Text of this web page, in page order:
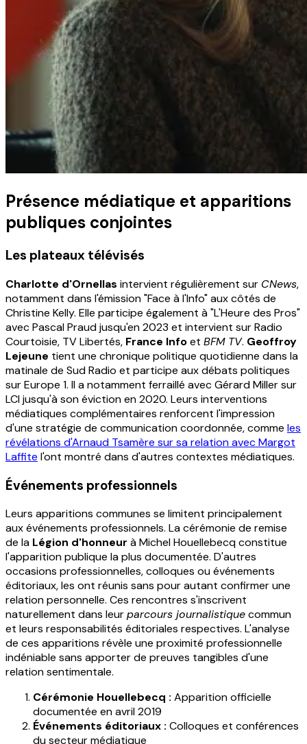
Présence médiatique et apparitions
publiques conjointes
Les plateaux télévisés
Charlotte d'Ornellas intervient régulièrement sur CNews,
notamment dans l'émission "Face à l'Info" aux côtés de
Christine Kelly. Elle participe également à "L'Heure des Pros"
avec Pascal Praud jusqu'en 2023 et intervient sur Radio
Courtoisie, TV Libertés, France Infoet BFM TV. Geoffroy
Lejeune tient une chronique politique quotidienne dans la
matinale de Sud Radio et participe aux débats politiques
sur Europe 1. Il a notamment ferraillé avec Gérard Miller sur
LCI jusqu'à son éviction en 2020. Leurs interventions
médiatiques complémentaires renforcent l'impression
d'une stratégie de communication coordonnée, comme les
révélations d'Arnaud Tsamère sur sa relation avec Margot
Laffite l'ont montré dans d'autres contextes médiatiques.
Événements professionnels
Leurs apparitions communes se limitent principalement
aux événements professionnels. La cérémonie de remise
de la Légion d'honneur à Michel Houellebecq constitue
l'apparition publique la plus documentée. D'autres
occasions professionnelles, colloques ou événements
éditoriaux, les ont réunis sans pour autant confirmer une
relation personnelle. Ces rencontres s'inscrivent
naturellement dans leurparcours journalistiquecommun
et leurs responsabilités éditoriales respectives. L'analyse
de ces apparitions révèle une proximité professionnelle
indéniable sans apporter de preuves tangibles d'une
relation sentimentale.
Cérémonie Houellebecq : Apparition officielle
documentée en avril 2019
Événements éditoriaux : Colloques et conférences
du secteur médiatique